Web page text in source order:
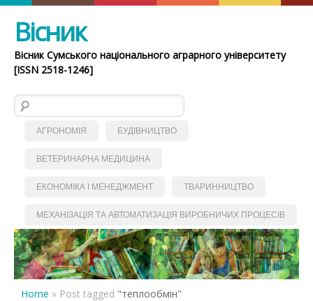
Вісник
Вісник Сумського національного аграрного університету
[ISSN 2518-1246]
Пошук:
АГРОНОМІЯ БУДІВНИЦТВО
ВЕТЕРИНАРНА МЕДИЦИНА
ЕКОНОМІКА І МЕНЕДЖМЕНТ ТВАРИННИЦТВО
МЕХАНІЗАЦІЯ ТА АВТОМАТИЗАЦІЯ ВИРОБНИЧИХ ПРОЦЕСІВ
Home » Post tagged "теплообмін"